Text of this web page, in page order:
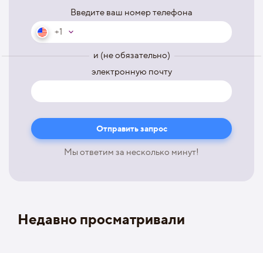
Введите ваш номер телефона
+1
и (не обязательно)
электронную почту
Мы ответим за несколько минут!
Недавно просматривали